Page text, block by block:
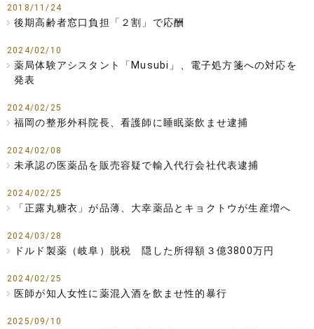
2018/11/24
後期高齢者窓口負担「２割」で応酬
2024/02/10
薬局体験アシスタント「Musubi」、電子処方箋への対応を
発表
2024/02/25
福岡の整形外科院長、看護師に睡眠薬飲ませ逮捕
2024/02/08
未承認の医薬品を販売容疑で輸入代行会社代表逮捕
2024/02/25
「正露丸糖衣」が品薄、大幸薬品とキョクトウが生産増へ
2024/03/28
ドルド製薬（岐阜）脱税 隠した所得額３億3800万円
2024/02/25
医師が知人女性に薬混入酒を飲ませ性的暴行
2025/09/10